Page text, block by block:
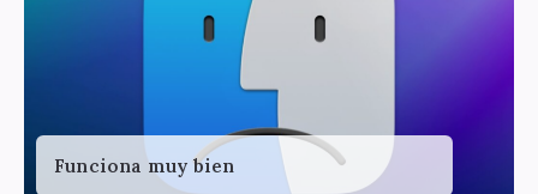
Funciona muy bien